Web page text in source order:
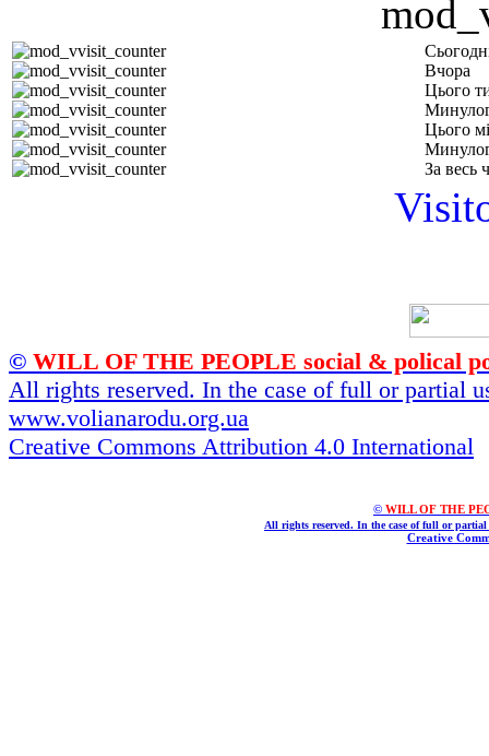
Вчора
Цього
Цього
За весь
© WILL OF THE PEOPLE social & polical
All rights reserved. In the case of full or partial
www.volianarodu.org.ua
Creative Commons Attribution 4.0 International
© WILL OF THE
All rights reserved. In the case of full or
Creative